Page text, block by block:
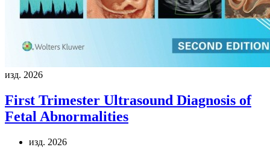
изд. 2026
First Trimester Ultrasound Diagnosis of
Fetal Abnormalities
изд. 2026